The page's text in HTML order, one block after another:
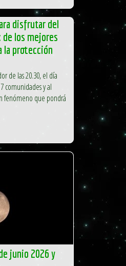
disfrutar del
de los mejores
la protección
de las 20.30, el día
comunidades y al
fenómeno que pondrá
junio 2026 y